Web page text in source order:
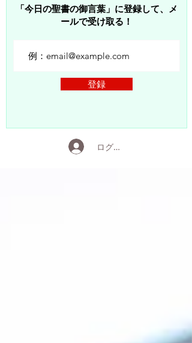
「今日の聖書の御言葉」に登録して、メ
ールで受け取る！
登録
ログイン